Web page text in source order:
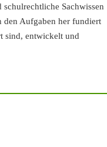
Sachwissen
den Aufgaben her fundiert
sind, entwickelt und